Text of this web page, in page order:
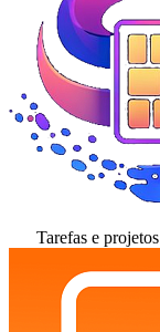
Tarefas e projetos